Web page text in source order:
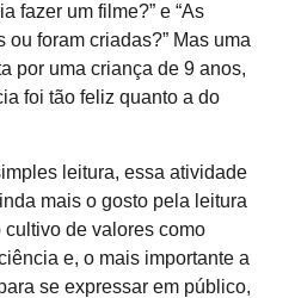
fazer um filme?” e “As
foram criadas?” Mas uma
por uma criança de 9 anos,
foi tão feliz quanto a do
leitura, essa atividade
mais o gosto pela leitura
de valores como
e, o mais importante a
se expressar em público,